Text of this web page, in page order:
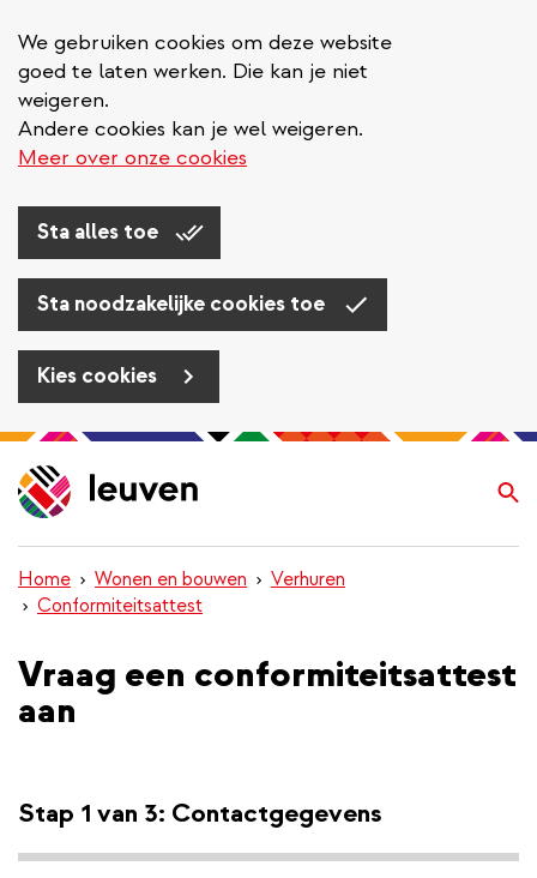
We gebruiken cookies om deze website
goed te laten werken. Die kan je niet
weigeren.
Andere cookies kan je wel weigeren.
Meer over onze cookies
Sta alles toe
Sta noodzakelijke cookies toe
Kies cookies
Overslaan
en
naar
inhoud
gaan
Home Wonen en bouwen
Verhuren
Conformiteitsattest
Vraag een conformiteitsattest
aan
Stap 1 van 3: Contactgegevens